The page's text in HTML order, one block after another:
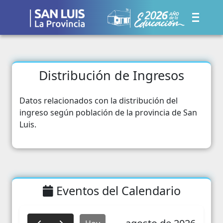
Distribución de Ingresos
Datos relacionados con la distribución del
ingreso según población de la provincia de San
Luis.
Eventos del Calendario